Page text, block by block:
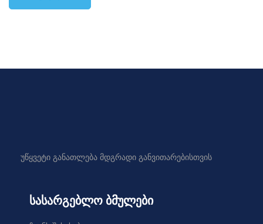
უწყვეტი განათლება მდგრადი განვითარებისთვის
სასარგებლო ბმულები